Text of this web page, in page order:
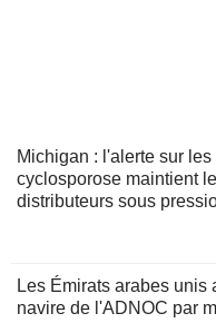
Michigan : l'alerte sur
cyclosporose maintient
distributeurs sous
Les Émirats arabes unis
navire de l'ADNOC par